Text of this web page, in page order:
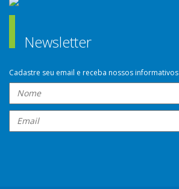
Newsletter
Cadastre seu email e receba nossos informativos